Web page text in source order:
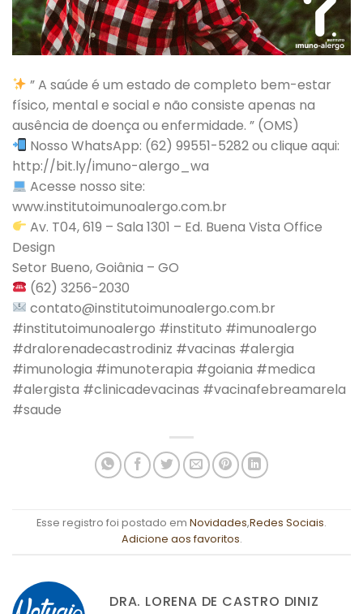
” A saúde é um estado de completo bem-estar
físico, mental e social e não consiste apenas na
ausência de doença ou enfermidade. ” (OMS)
Nosso WhatsApp: (62) 99551-5282 ou clique aqui:
http://bit.ly/imuno-alergo_wa
Acesse nosso site:
www.institutoimunoalergo.com.br
Av. T04, 619 – Sala 1301 – Ed. Buena Vista Office
Design
Setor Bueno, Goiânia – GO
(62) 3256-2030
contato@institutoimunoalergo.com.br
#institutoimunoalergo #instituto #imunoalergo
#dralorenadecastrodiniz #vacinas #alergia
#imunologia #imunoterapia #goiania #medica
#alergista #clinicadevacinas #vacinafebreamarela
#saude
Esse registro foi postado em Novidades,Redes Sociais.
Adicione aos favoritos.
DRA. LORENA DE CASTRO DINIZ